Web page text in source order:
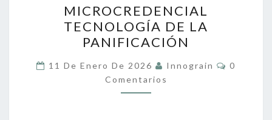
TECNOLOGÍA
DE
LA
PANIFICACIÓN
MICROCREDENCIAL
TECNOLOGÍA DE LA
PANIFICACIÓN
11 De Enero De 2026 Innograin
0
Comentarios